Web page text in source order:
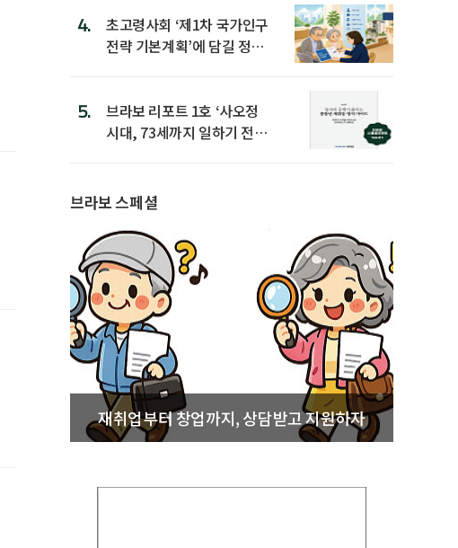
4.
초고령사회 ‘제1차 국가인구
전략 기본계획’에 담길 정책
5.
브라보 리포트 1호 ‘사오정
시대, 73세까지 일하기 전략’
브라보 스페셜
재취업부터 창업까지, 상담받고 지원하자